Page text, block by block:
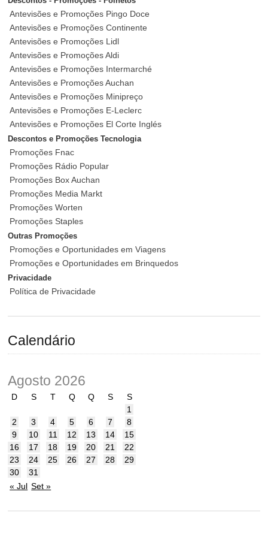
Antevisões e Promoções Pingo Doce
Antevisões e Promoções Continente
Antevisões e Promoções Lidl
Antevisões e Promoções Aldi
Antevisões e Promoções Intermarché
Antevisões e Promoções Auchan
Antevisões e Promoções Minipreço
Antevisões e Promoções E-Leclerc
Antevisões e Promoções El Corte Inglés
Descontos e Promoções Tecnologia
Promoções Fnac
Promoções Rádio Popular
Promoções Box Auchan
Promoções Media Markt
Promoções Worten
Promoções Staples
Outras Promoções
Promoções e Oportunidades em Viagens
Promoções e Oportunidades em Brinquedos
Privacidade
Política de Privacidade
Calendário
Agosto 2026
D S T Q Q S
S
1
2
3 4 5 6 7
8
9
10 11 12 13 14
15
16
17 18 19 20 21
22
23
24 25 26 27 28
29
30
31
« Jul Set »